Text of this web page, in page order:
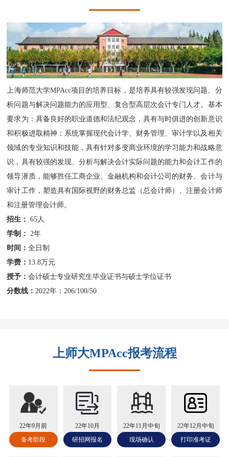
上海师范大学MPAcc项目的培养目标，是培养具有较强发现问题、分
析问题与解决问题能力的应用型、复合型高层次会计专门人才。基本
要求为：具备良好的职业道德和法纪观念，具有与时俱进的创新意识
和积极进取精神；系统掌握现代会计学、财务管理、审计学以及相关
领域的专业知识和技能，具有针对多变商业环境的学习能力和战略意
识，具有较强的发现、分析与解决会计实际问题的能力和会计工作的
领导潜质，能够胜任工商企业、金融机构和会计公司的财务、会计与
审计工作，塑造具有国际视野的财务总监（总会计师）、注册会计师
和注册管理会计师。
招生： 65人
学制： 2年
时间：全日制
学费： 13.8万元
授予：会计硕士专业研究生毕业证书与硕士学位证书
分数线：2022年：206/100/50
上师大MPAcc报考流程
22年9月前
备考阶段
22年10月
研招网报名
22年11月中旬
现场确认
22年12月中旬
打印准考证